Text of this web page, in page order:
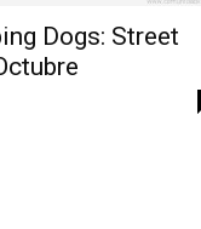
Dogs: Street